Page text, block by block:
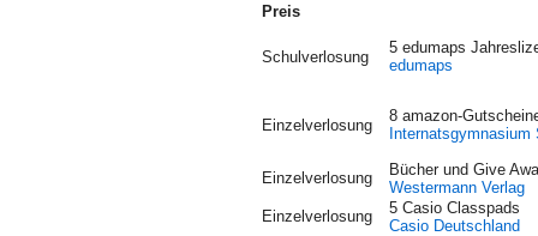
Preis
Schulverlosung
5 edumaps
edumaps
Einzelverlosung
8 amazon-
Internatsgymnasium
Einzelverlosung
Bücher und Give
Westermann Verlag
Einzelverlosung
5 Casio Classpads
Casio Deutschland